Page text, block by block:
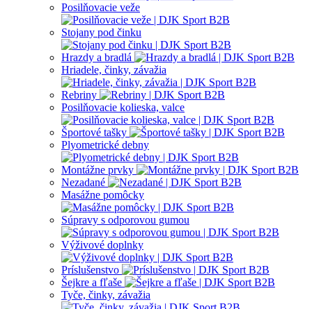
Posilňovacie veže
Stojany pod činku
Hrazdy a bradlá
Hriadele, činky, závažia
Rebriny
Posilňovacie kolieska, valce
Športové tašky
Plyometrické debny
Montážne prvky
Nezadané
Masážne pomôcky
Súpravy s odporovou gumou
Výživové doplnky
Príslušenstvo
Šejkre a fľaše
Tyče, činky, závažia